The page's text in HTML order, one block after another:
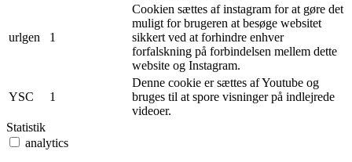
urlgen 1
Cookien sættes af instagram for at gøre det
muligt for brugeren at besøge websitet
sikkert ved at forhindre enhver
forfalskning på forbindelsen mellem dette
website og Instagram.
YSC 1
Denne cookie er sættes af Youtube og
bruges til at spore visninger på indlejrede
videoer.
Statistik
analytics